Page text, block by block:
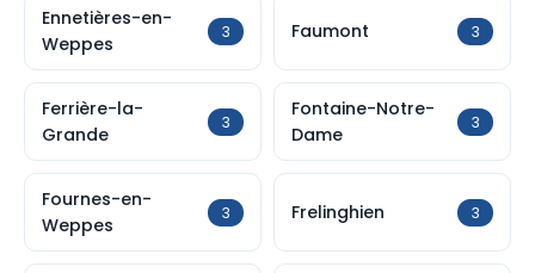
Ennetières-en-
Weppes
3 Faumont 3
Ferrière-la-
Grande
3
Fontaine-Notre-
Dame
3
Fournes-en-
Weppes
3 Frelinghien 3